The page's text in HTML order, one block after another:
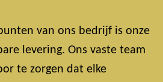
van ons bedrijf is onze
levering. Ons vaste team
te zorgen dat elke